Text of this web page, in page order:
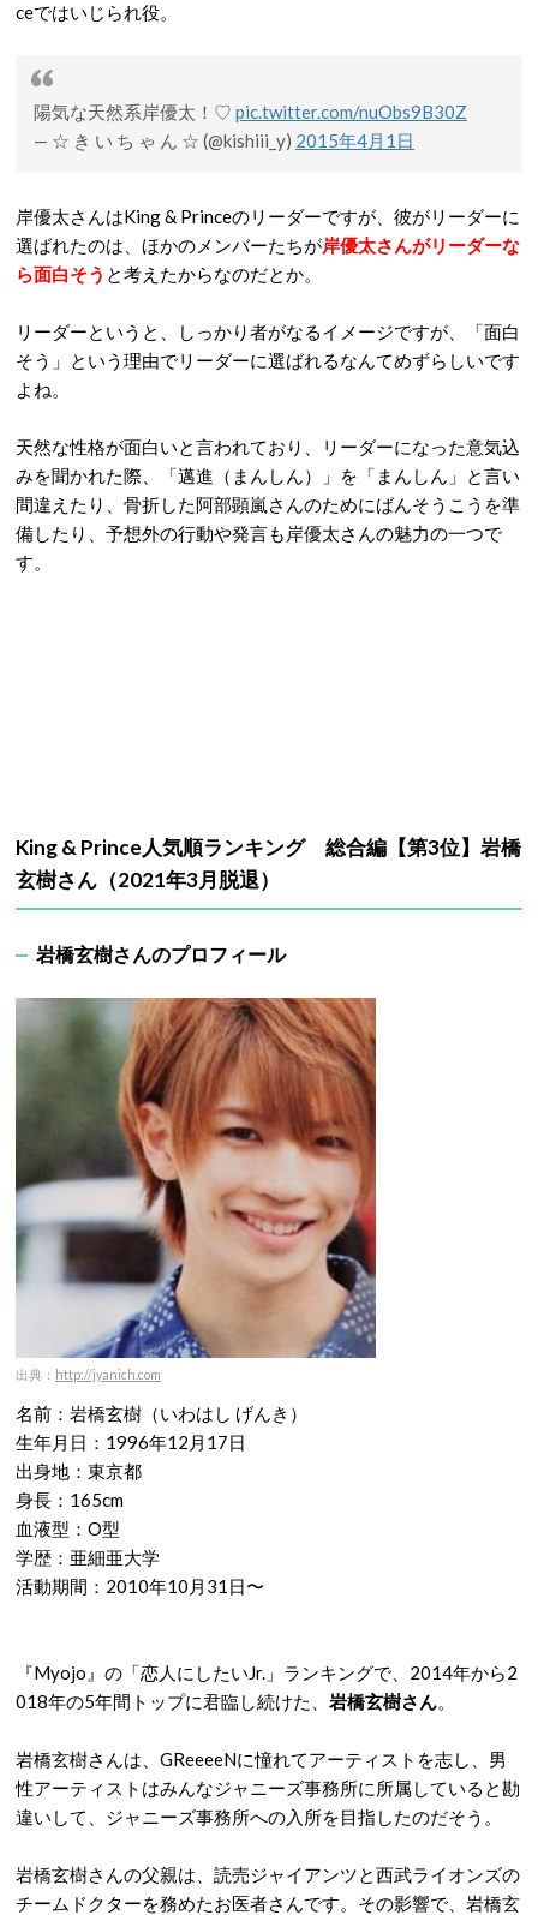
ceではいじられ役。
陽気な天然系岸優太！♡ pic.twitter.com/nuObs9B30Z
— ☆ き い ち ゃ ん ☆ (@kishiii_y) 2015年4月1日
岸優太さんはKing & Princeのリーダーですが、彼がリーダーに
選ばれたのは、ほかのメンバーたちが岸優太さんがリーダーな
ら面白そう と考えたからなのだとか。
リーダーというと、しっかり者がなるイメージですが、「面白
そう」という理由でリーダーに選ばれるなんてめずらしいです
よね。
天然な性格が面白いと言われており、リーダーになった意気込
みを聞かれた際、「邁進（まんしん）」を「まんしん」と言い
間違えたり、骨折した阿部顕嵐さんのためにばんそうこうを準
備したり、予想外の行動や発言も岸優太さんの魅力の一つで
す。
King & Prince人気順ランキング 総合編【第3位】岩橋
玄樹さん（2021年3月脱退）
岩橋玄樹さんのプロフィール
出典： http://jyanich.com
名前：岩橋玄樹（いわはし げんき）
生年月日：1996年12月17日
出身地：東京都
身長：165cm
血液型：O型
学歴：亜細亜大学
活動期間：2010年10月31日〜
『Myojo』の「恋人にしたいJr.」ランキングで、2014年から2
018年の5年間トップに君臨し続けた、 岩橋玄樹さん。
岩橋玄樹さんは、GReeeeNに憧れてアーティストを志し、男
性アーティストはみんなジャニーズ事務所に所属していると勘
違いして、ジャニーズ事務所への入所を目指したのだそう。
岩橋玄樹さんの父親は、読売ジャイアンツと西武ライオンズの
チームドクターを務めたお医者さんです。その影響で、岩橋玄